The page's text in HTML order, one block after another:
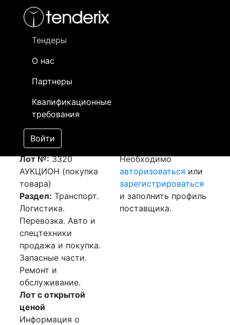
Тендеры
О нас
Партнеры
Квалификационные
требования
Войти
- активный лот
- сохраненный лот (не опубликован)
Закупка: Перевозка
г. София (Болгария)
- г. Шымкент (РК)
[Завершен]
Победитель выбран
Лот №:3320
АУКЦИОН (покупка
товара)
Раздел: Транспорт.
Логистика.
Перевозка. Авто и
спецтехники
продажа и покупка.
Запасные части.
Ремонт и
обслуживание.
Лот с открытой
ценой
Информация о
Необходимо
авторизоваться или
зарегистрироваться
и заполнить профиль
поставщика.